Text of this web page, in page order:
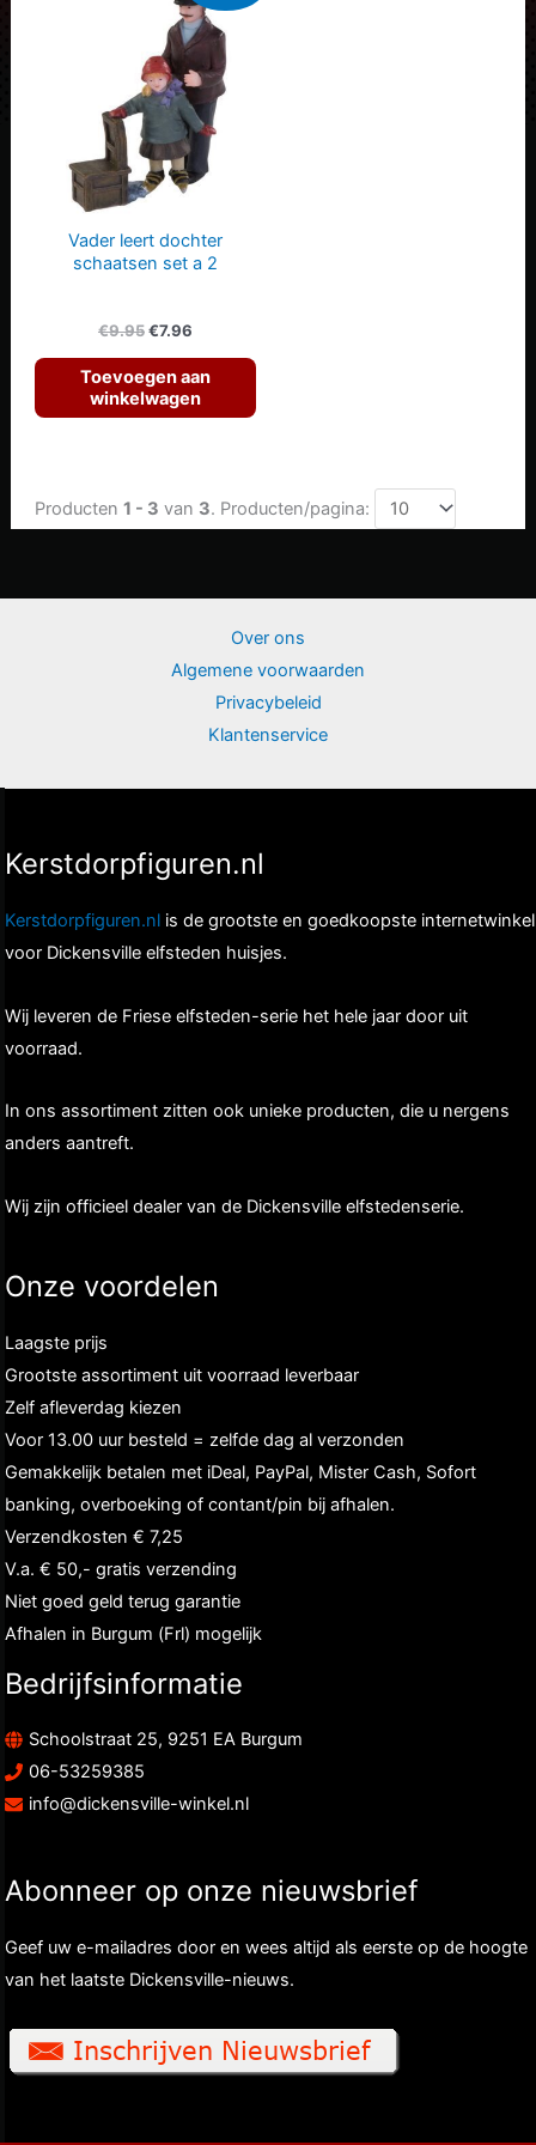
Vader leert dochter
schaatsen set a 2
€9.95Oorspronkelijke
was:
€9.95.
€7.96Huidige
is:
Toevoegen aan
winkelwagen
Producten 1 - 3 van 3. Producten/pagina:
Over ons
Algemene voorwaarden
Privacybeleid
Klantenservice
Kerstdorpfiguren.nl
Kerstdorpfiguren.nl is de grootste en goedkoopste internetwinkel
voor Dickensville elfsteden huisjes.
Wij leveren de Friese elfsteden-serie het hele jaar door uit
voorraad.
In ons assortiment zitten ook unieke producten, die u nergens
anders aantreft.
Wij zijn officieel dealer van de Dickensville elfstedenserie.
Onze voordelen
Laagste prijs
Grootste assortiment uit voorraad leverbaar
Zelf afleverdag kiezen
Voor 13.00 uur besteld = zelfde dag al verzonden
Gemakkelijk betalen met iDeal, PayPal, Mister Cash, Sofort
banking, overboeking of contant/pin bij afhalen.
Verzendkosten € 7,25
V.a. € 50,- gratis verzending
Niet goed geld terug garantie
Afhalen in Burgum (Frl) mogelijk
Bedrijfsinformatie
Schoolstraat 25, 9251 EA Burgum
06-53259385
info@dickensville-winkel.nl
Abonneer op onze nieuwsbrief
Geef uw e-mailadres door en wees altijd als eerste op de hoogte
van het laatste Dickensville-nieuws.